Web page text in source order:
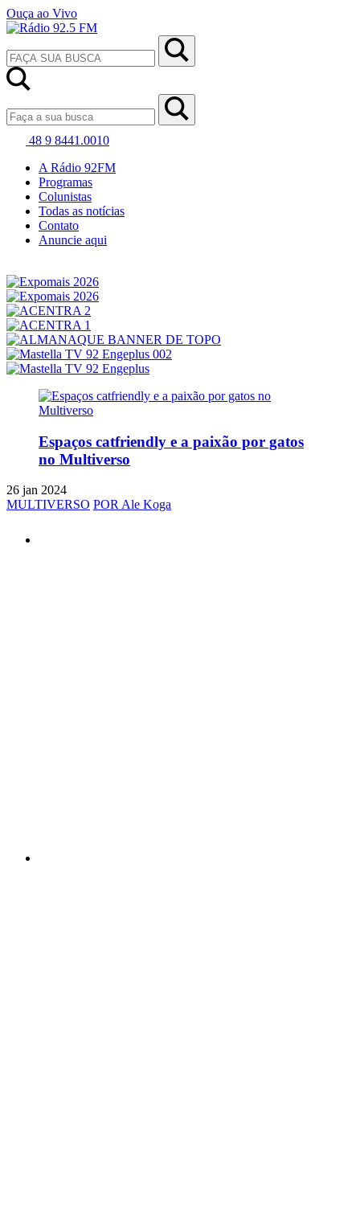
Ouça ao Vivo
48 9 8441.0010
A Rádio 92FM
Programas
Colunistas
Todas as notícias
Contato
Anuncie aqui
Espaços catfriendly e a paixão por gatos
no Multiverso
26 jan 2024
MULTIVERSO POR Ale Koga